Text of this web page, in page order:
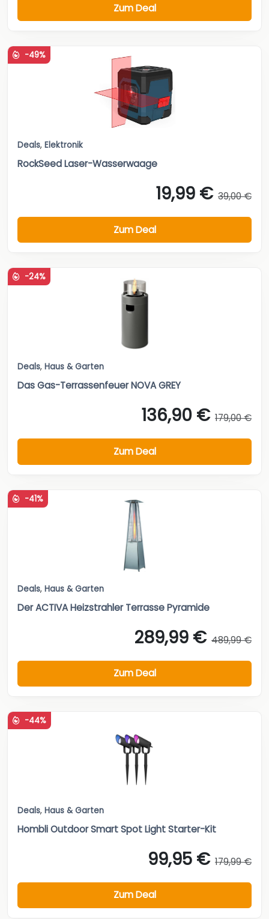
Zum Deal
-49%
Deals, Elektronik
RockSeed Laser-Wasserwaage
19,99 € 39,00 €
Zum Deal
-24%
Deals, Haus & Garten
Das Gas-Terrassenfeuer NOVA GREY
136,90 € 179,00 €
Zum Deal
-41%
Deals, Haus & Garten
Der ACTIVA Heizstrahler Terrasse Pyramide
289,99 € 489,99 €
Zum Deal
-44%
Deals, Haus & Garten
Hombli Outdoor Smart Spot Light Starter-Kit
99,95 € 179,99 €
Zum Deal